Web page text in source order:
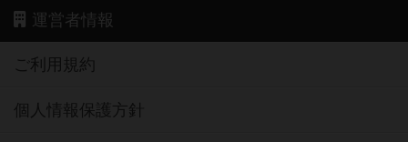
運営者情報
ご利用規約
個人情報保護方針